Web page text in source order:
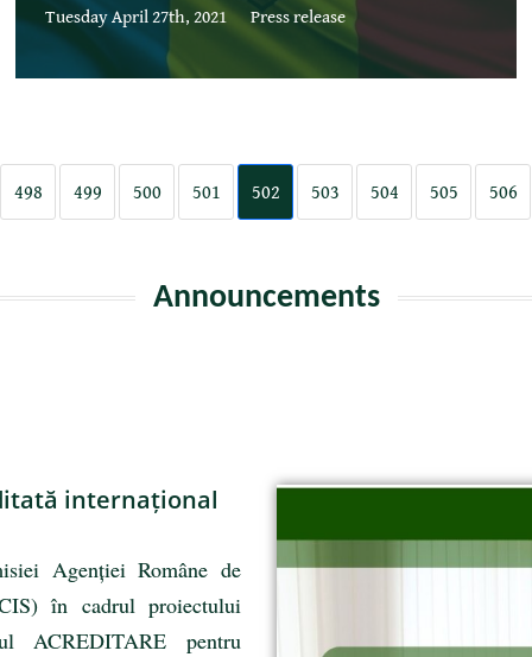
Tuesday April 27th, 2021 Press release
498 499 500 501 502 503 504 505 506
Announcements
internațional
Agenției Române de
în cadrul proiectului
ACREDITARE pentru